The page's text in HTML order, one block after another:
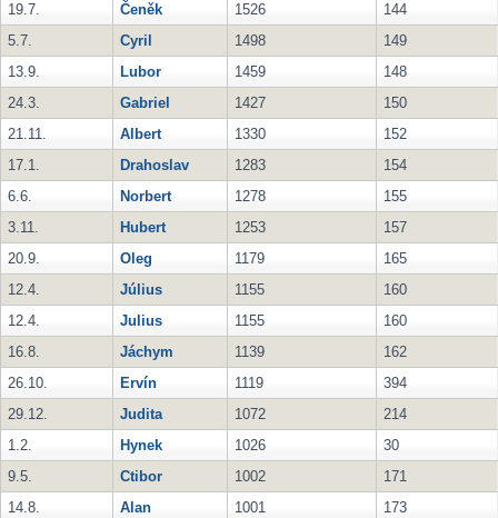
19.7.
Čeněk 1526
144
5.7.
Cyril 1498
149
13.9.
Lubor 1459
148
24.3.
Gabriel 1427
150
21.11.
Albert 1330
152
17.1.
Drahoslav 1283
154
6.6.
Norbert 1278
155
3.11.
Hubert 1253
157
20.9.
Oleg 1179
165
12.4.
Július 1155
160
12.4.
Julius 1155
160
16.8.
Jáchym 1139
162
26.10.
Ervín 1119
394
29.12.
Judita 1072
214
1.2.
Hynek 1026
30
9.5.
Ctibor 1002
171
14.8.
Alan 1001
173